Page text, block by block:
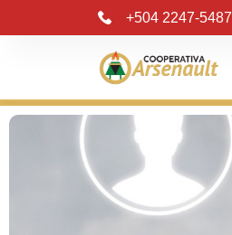
+504 2247-5487